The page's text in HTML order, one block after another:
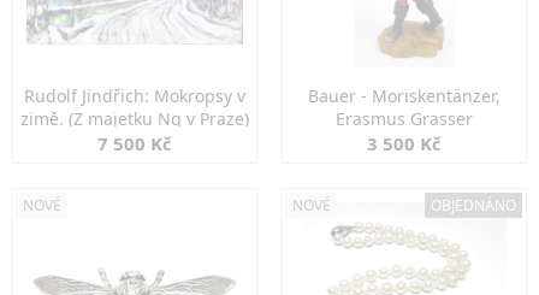
Rudolf Jindřich: Mokropsy v
zimě. (Z majetku Ng v Praze)
7 500 Kč
Bauer - Moriskentänzer,
Erasmus Grasser
3 500 Kč
NOVÉ NOVÉ OBJEDNÁNO